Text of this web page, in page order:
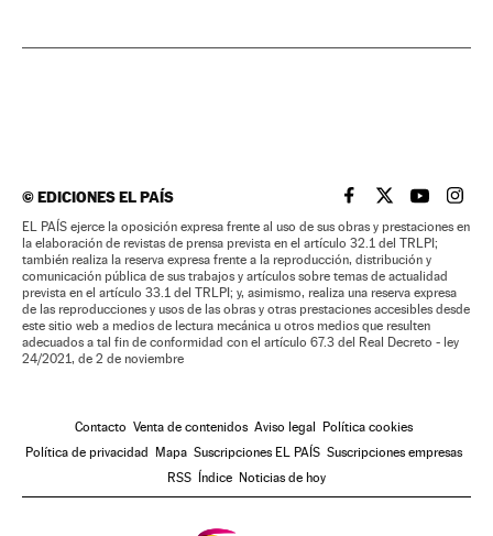
©EDICIONES EL PAÍS EL PAÍS BRASIL EN
EL PAÍSEL PAÍS
EL
EL PAÍS ejerce la oposición expresa frente al uso de sus obras y prestaciones en
la elaboración de revistas de prensa prevista en el artículo 32.1 del TRLPI;
también realiza la reserva expresa frente a la reproducción, distribución y
comunicación pública de sus trabajos y artículos sobre temas de actualidad
prevista en el artículo 33.1 del TRLPI; y, asimismo, realiza una reserva expresa
de las reproducciones y usos de las obras y otras prestaciones accesibles desde
este sitio web a medios de lectura mecánica u otros medios que resulten
adecuados a tal fin de conformidad con el artículo 67.3 del Real Decreto - ley
24/2021, de 2 de noviembre
Contacto Venta de contenidos Aviso legal
Política cookies
Política de privacidad
Mapa Suscripciones EL PAÍS Suscripciones empresas
RSS
Índice Noticias de hoy